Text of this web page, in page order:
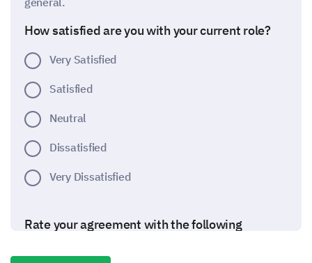
How satisfied are you with your current role?
Very Satisfied
Satisfied
Neutral
Dissatisfied
Very Dissatisfied
Rate your agreement with the following